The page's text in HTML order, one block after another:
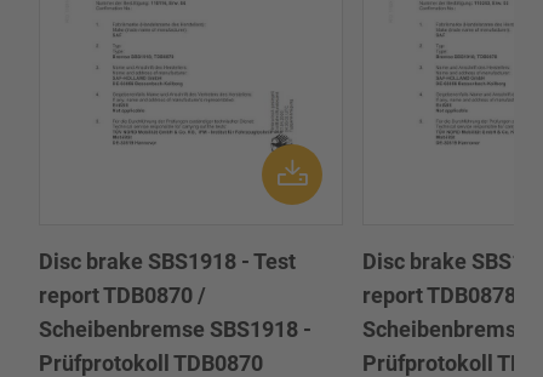
Disc brake SBS1918 - Test
report TDB0870 /
Scheibenbremse SBS1918 -
Prüfprotokoll TDB0870
Disc brake
report TDB0878 /
Scheibenbremse
Prüfprotokoll